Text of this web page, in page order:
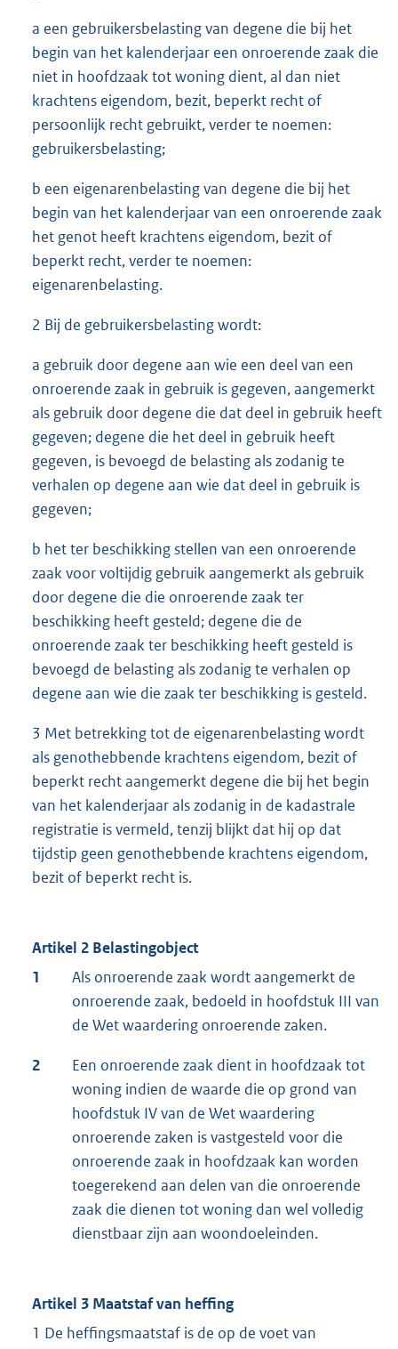
a een gebruikersbelasting van degene die bij het
begin van het kalenderjaar een onroerende zaak die
niet in hoofdzaak tot woning dient, al dan niet
krachtens eigendom, bezit, beperkt recht of
persoonlijk recht gebruikt, verder te noemen:
gebruikersbelasting;
b een eigenarenbelasting van degene die bij het
begin van het kalenderjaar van een onroerende zaak
het genot heeft krachtens eigendom, bezit of
beperkt recht, verder te noemen:
eigenarenbelasting.
2 Bij de gebruikersbelasting wordt:
a gebruik door degene aan wie een deel van een
onroerende zaak in gebruik is gegeven, aangemerkt
als gebruik door degene die dat deel in gebruik heeft
gegeven; degene die het deel in gebruik heeft
gegeven, is bevoegd de belasting als zodanig te
verhalen op degene aan wie dat deel in gebruik is
gegeven;
b het ter beschikking stellen van een onroerende
zaak voor voltijdig gebruik aangemerkt als gebruik
door degene die die onroerende zaak ter
beschikking heeft gesteld; degene die de
onroerende zaak ter beschikking heeft gesteld is
bevoegd de belasting als zodanig te verhalen op
degene aan wie die zaak ter beschikking is gesteld.
3 Met betrekking tot de eigenarenbelasting wordt
als genothebbende krachtens eigendom, bezit of
beperkt recht aangemerkt degene die bij het begin
van het kalenderjaar als zodanig in de kadastrale
registratie is vermeld, tenzij blijkt dat hij op dat
tijdstip geen genothebbende krachtens eigendom,
bezit of beperkt recht is.
Artikel 2 Belastingobject
1
Als onroerende zaak wordt aangemerkt de
onroerende zaak, bedoeld in hoofdstuk III van
de Wet waardering onroerende zaken.
2
Een onroerende zaak dient in hoofdzaak tot
woning indien de waarde die op grond van
hoofdstuk IV van de Wet waardering
onroerende zaken is vastgesteld voor die
onroerende zaak in hoofdzaak kan worden
toegerekend aan delen van die onroerende
zaak die dienen tot woning dan wel volledig
dienstbaar zijn aan woondoeleinden.
Artikel 3 Maatstaf van heffing
1 De heffingsmaatstaf is de op de voet van